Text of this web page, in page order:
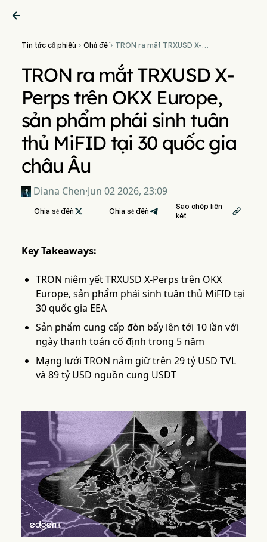

Tin tức cổ phiếu  Chủ đề TRON ra mắt TRXUSD X-
sản phẩm phái sinh tuân thủ
MiFID tại 30 quốc gia châu
Âu
TRON ra mắt TRXUSD X-
Perps trên OKX Europe,
sản phẩm phái sinh tuân
thủ MiFID tại 30 quốc gia
châu Âu
Diana Chen·Jun 02 2026, 23:09
Chia sẻ đến  Chia sẻ đến
Sao chép liên
kết

Key Takeaways:
TRON niêm yết TRXUSD X-Perps trên OKX
Europe, sản phẩm phái sinh tuân thủ MiFID tại
30 quốc gia EEA
Sản phẩm cung cấp đòn bẩy lên tới 10 lần với
ngày thanh toán cố định trong 5 năm
Mạng lưới TRON nắm giữ trên 29 tỷ USD TVL
và 89 tỷ USD nguồn cung USDT